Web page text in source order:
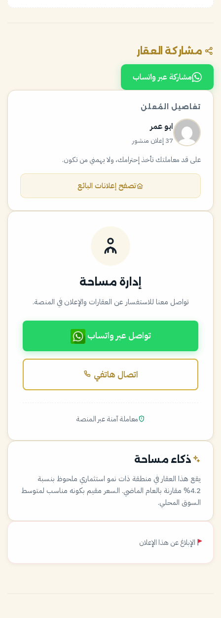
مشاركة العقار
مشاركة عبر واتساب
تفاصيل المُعلن
ابو عمر
37 إعلان منشور
على قد معاملتك تأخذ إحترامك، ولا يهمني من تكون.
تصفح إعلانات البائع
إدارة مساحة
تواصل معنا للاستفسار عن العقارات والإعلان في المنصة.
تواصل عبر واتساب
اتصال هاتفي
معاملة آمنة عبر المنصة
ذكاء مساحة
يقع هذا العقار في منطقة ذات نمو استثماري ملحوظ بنسبة
4.2% مقارنة بالعام الماضي. السعر مقيم بكونه مناسب لمتوسط
السوق المحلي.
الإبلاغ عن هذا الإعلان